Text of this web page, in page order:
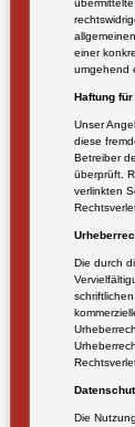
einer
umgehend
Haftung
Unser
diese
Betreiber
überprüft.
verlinkten
Die durch
Die